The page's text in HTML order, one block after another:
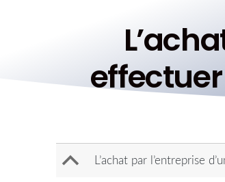
B L’achat par l’entreprise